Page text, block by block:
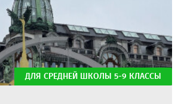
ДЛЯ СРЕДНЕЙ ШКОЛЫ 5-9 КЛАССЫ